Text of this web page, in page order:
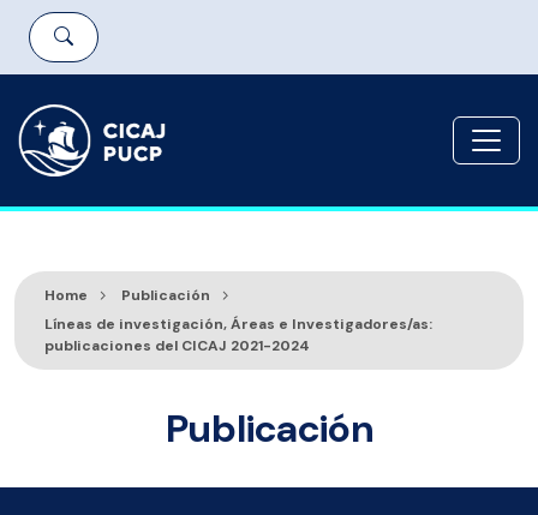
Home
Publicación
Líneas de investigación, Áreas e Investigadores/as:
publicaciones del CICAJ 2021-2024
Publicación